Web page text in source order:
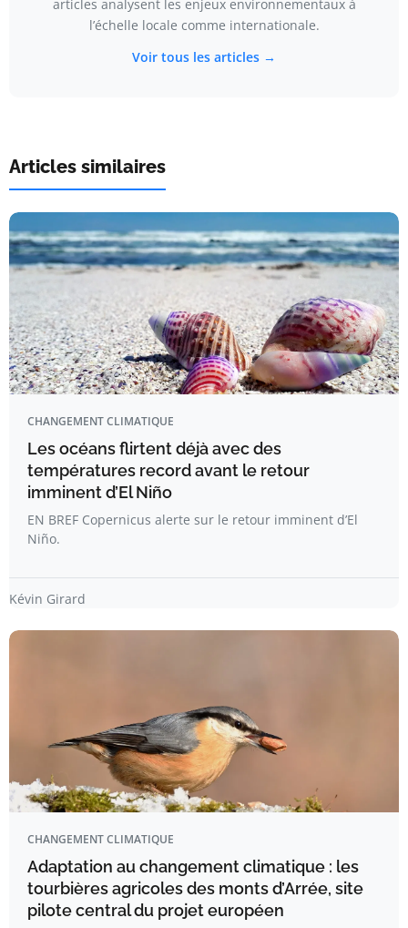
articles analysent les enjeux environnementaux à
l’échelle locale comme internationale.
Voir tous les articles →
Articles similaires
CHANGEMENT CLIMATIQUE
Les océans flirtent déjà avec des
températures record avant le retour
imminent d’El Niño
EN BREF Copernicus alerte sur le retour imminent d’El
Niño.
Kévin Girard
CHANGEMENT CLIMATIQUE
Adaptation au changement climatique : les
tourbières agricoles des monts d’Arrée, site
pilote central du projet européen